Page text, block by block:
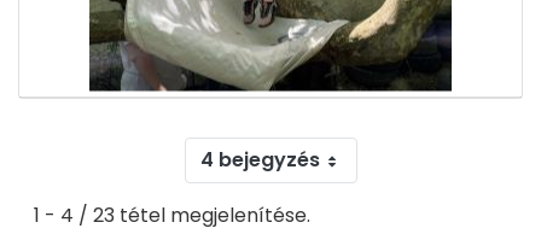
4 bejegyzés
1 - 4 / 23 tétel megjelenítése.